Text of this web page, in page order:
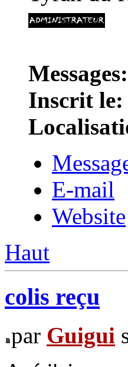
Messages:
Inscrit le:
E-mail
Website
Haut
colis reçu
par Guigui